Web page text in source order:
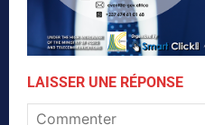
LAISSER UNE RÉPONSE